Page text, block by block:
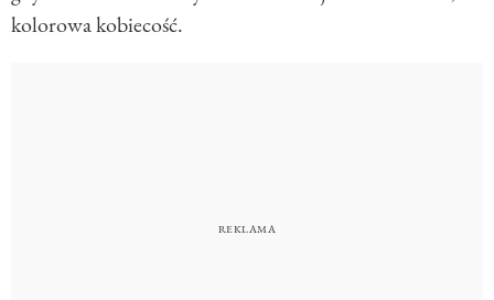
kolorowa kobiecość.